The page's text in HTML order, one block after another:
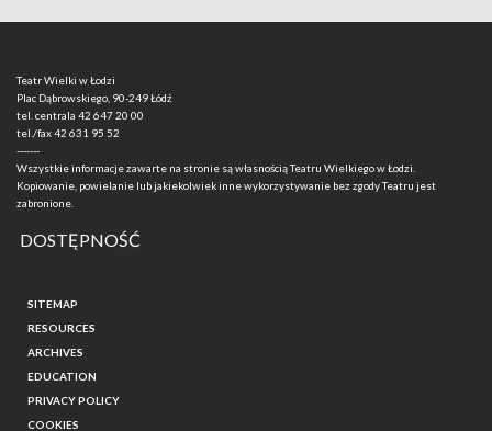
Teatr Wielki w Łodzi
Plac Dąbrowskiego, 90-249 Łódź
tel. centrala 42 647 20 00
tel./fax42 631 95 52
-------
Wszystkie informacje zawarte na stronie są własnością Teatru Wielkiego w Łodzi.
Kopiowanie, powielanie lub jakiekolwiek inne wykorzystywanie bez zgody Teatru jest
zabronione.
DOSTĘPNOŚĆ
SITEMAP
RESOURCES
ARCHIVES
EDUCATION
PRIVACY POLICY
COOKIES